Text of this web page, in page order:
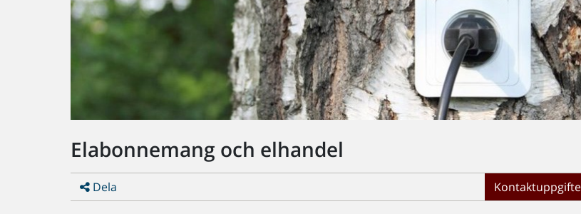
Elabonnemang och elhandel
Dela